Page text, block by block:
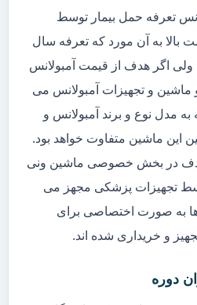
تعرفه حمل بیمار توسط
بالا به آن مورد که تعرفه سال
ولی اگر هدف از قیمت آمبولانس
و تجهیزات آمبولانس می
به مدل نوع و برند آمبولانس و
این ماشین متفاوت خواهد بود.
هدف در بخش خصوصی ماشین ونی
تجهیزات پزشکی مجهز می
به صورت اختصاصی برای
و خریداری شده اند.
دوره